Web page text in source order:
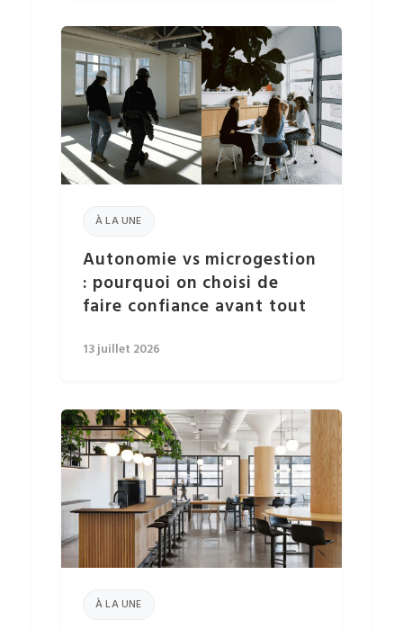
À LA UNE
Autonomie vs microgestion
: pourquoi on choisi de
faire confiance avant tout
13 juillet 2026
À LA UNE